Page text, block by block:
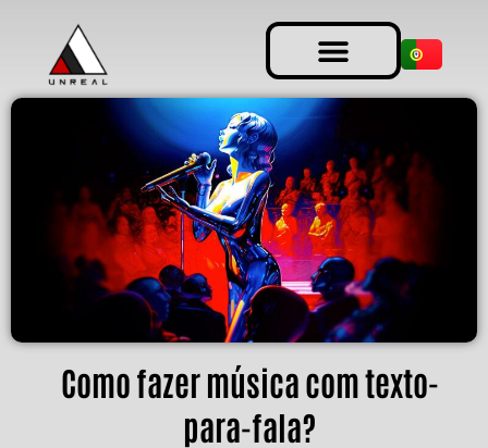
Como fazer música com texto-
para-fala?